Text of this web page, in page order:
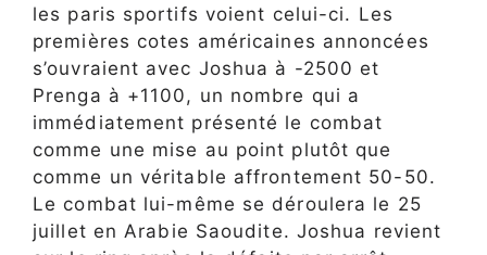
les paris sportifs voient celui-ci. Les
premières cotes américaines annoncées
s’ouvraient avec Joshua à -2500 et
Prenga à +1100, un nombre qui a
immédiatement présenté le combat
comme une mise au point plutôt que
comme un véritable affrontement 50-50.
Le combat lui-même se déroulera le 25
juillet en Arabie Saoudite. Joshua revient